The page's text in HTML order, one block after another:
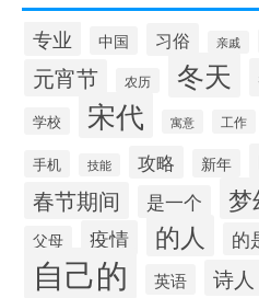
专业 中国 习俗 亲戚
元宵节 农历 冬天
学校 宋代 寓意 工作
手机 技能 攻略 新年
春节期间 是一个 梦
父母 疫情 的人 的
自己的 英语 诗人